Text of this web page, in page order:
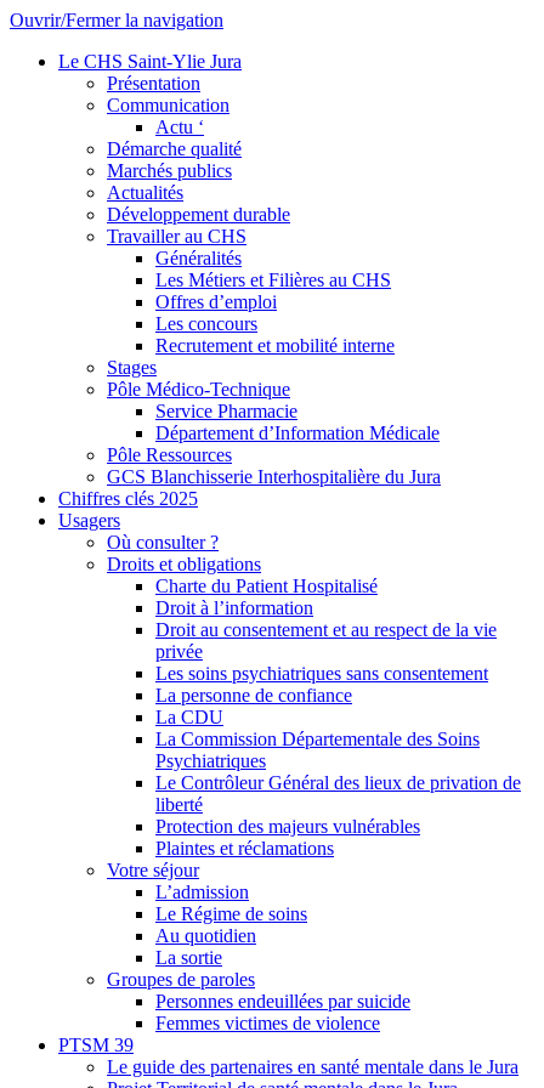
Ouvrir/Fermer la navigation
Le CHS Saint-Ylie Jura
Présentation
Communication
Actu ‘
Démarche qualité
Marchés publics
Actualités
Développement durable
Travailler au CHS
Généralités
Les Métiers et Filières au CHS
Offres d’emploi
Les concours
Recrutement et mobilité interne
Stages
Pôle Médico-Technique
Service Pharmacie
Département d’Information Médicale
Pôle Ressources
GCS Blanchisserie Interhospitalière du Jura
Chiffres clés 2025
Usagers
Où consulter ?
Droits et obligations
Charte du Patient Hospitalisé
Droit à l’information
Droit au consentement et au respect de la vie
privée
Les soins psychiatriques sans consentement
La personne de confiance
La CDU
La Commission Départementale des Soins
Psychiatriques
Le Contrôleur Général des lieux de privation de
liberté
Protection des majeurs vulnérables
Plaintes et réclamations
Votre séjour
L’admission
Le Régime de soins
Au quotidien
La sortie
Groupes de paroles
Personnes endeuillées par suicide
Femmes victimes de violence
PTSM 39
Le guide des partenaires en santé mentale dans le Jura